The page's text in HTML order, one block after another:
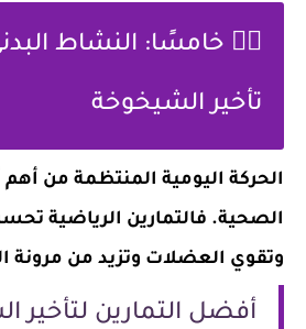
🏃‍♂️ خامسًا: النشاط
تأخير الشيخوخة
الحركة اليومية المنتظمة من
الصحية. فالتمارين الرياضية
وتقوي العضلات وتزيد من مرونة
أفضل التمارين لتأخير